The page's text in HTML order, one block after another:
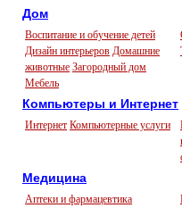
Дом
Воспитание и обучение детей
Дизайн интерьеров Домашние
животные Загородный дом
Мебель
Компьютеры и Интернет
Интернет Компьютерные услуги
Медицина
Аптеки и фармацевтика